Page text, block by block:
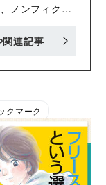
ノンフィクシ
ならを待つふ
の100冊』(西
連記事
クマーク